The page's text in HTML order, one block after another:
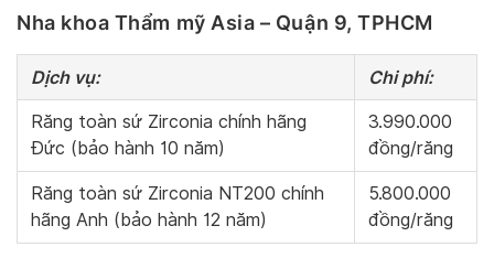
Nha khoa Thẩm mỹ Asia – Quận 9, TPHCM
Dịch vụ: Chi phí:
Răng toàn sứ Zirconia chính hãng
Đức (bảo hành 10 năm)
3.990.000
đồng/răng
Răng toàn sứ Zirconia NT200 chính
hãng Anh (bảo hành 12 năm)
5.800.000
đồng/răng